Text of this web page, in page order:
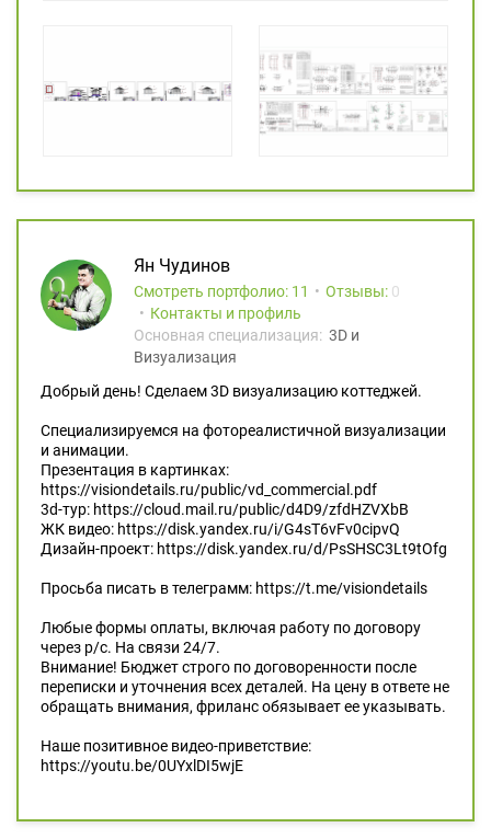
Ян Чудинов
Смотреть портфолио: 11 Отзывы: 0
Контакты и профиль
Основная специализация: 3D и
Визуализация
Добрый день! Сделаем 3D визуализацию коттеджей.
Специализируемся на фотореалистичной визуализации
и анимации.
Презентация в картинках:
https://visiondetails.ru/public/vd_commercial.pdf
3d-тур: https://cloud.mail.ru/public/d4D9/zfdHZVXbB
ЖК видео: https://disk.yandex.ru/i/G4sT6vFv0cipvQ
Дизайн-проект: https://disk.yandex.ru/d/PsSHSC3Lt9tOfg
Просьба писать в телеграмм: https://t.me/visiondetails
Любые формы оплаты, включая работу по договору
через р/c. На связи 24/7.
Внимание! Бюджет строго по договоренности после
переписки и уточнения всех деталей. На цену в ответе не
обращать внимания, фриланс обязывает ее указывать.
Наше позитивное видео-приветствие:
https://youtu.be/0UYxlDI5wjE